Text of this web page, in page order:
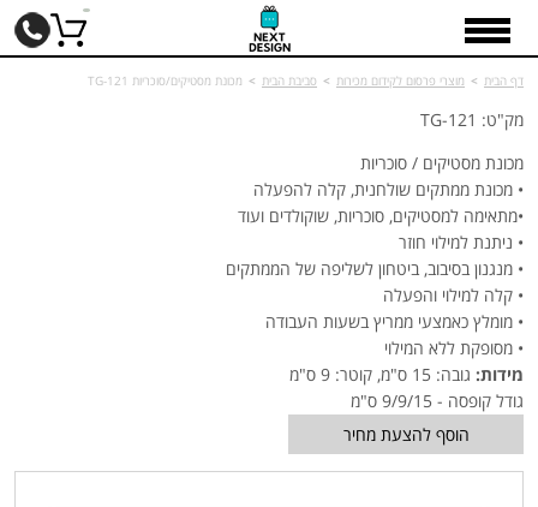
דף הבית > מוצרי פרסום לקידום מכירות > סביבת הבית > מכונת מסטיקים/סוכריות TG-121
מק"ט: TG-121
מכונת מסטיקים / סוכריות
• מכונת ממתקים שולחנית, קלה להפעלה
•מתאימה למסטיקים, סוכריות, שוקולדים ועוד
• ניתנת למילוי חוזר
• מנגנון בסיבוב, ביטחון לשליפה של הממתקים
• קלה למילוי והפעלה
• מומלץ כאמצעי ממריץ בשעות העבודה
• מסופקת ללא המילוי
מידות: גובה: 15 ס"מ, קוטר: 9 ס"מ
גודל קופסה - 9/9/15 ס"מ
הוסף להצעת מחיר